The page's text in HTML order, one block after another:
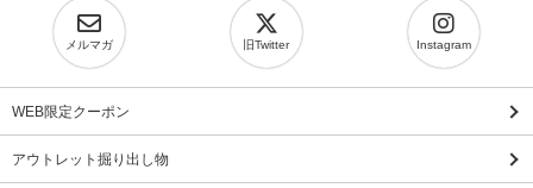
メルマガ 旧Twitter Instagram
WEB限定クーポン
アウトレット掘り出し物